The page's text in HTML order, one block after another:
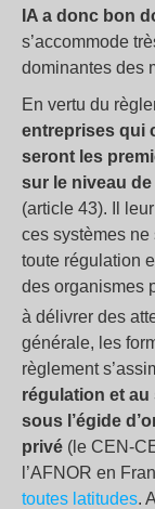
IA a donc bon
s’accommode
dominantes des
En vertu du
entreprises qui
seront les
sur le niveau
(article 43). Il
ces systèmes
toute régulation
des organismes
à délivrer des
générale, les
règlement
régulation et
sous l’égide
privé (le CEN-
l’AFNOR en
toutes latitudes.